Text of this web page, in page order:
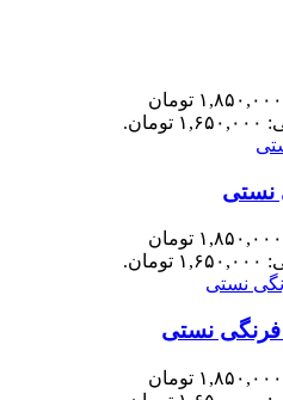
قیمت اصلی: ۱,۸۵۰,۰۰۰ تومان
نستی
قیمت اصلی: ۱,۸۵۰,۰۰۰ تومان
نستی
قیمت اصلی: ۱,۸۵۰,۰۰۰ تومان